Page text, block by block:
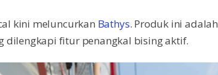
kini meluncurkan Bathys. Produk ini adalah
dilengkapi fitur penangkal bising aktif.